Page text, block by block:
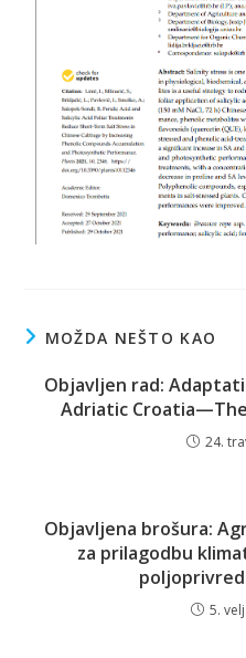
MOŽDA NEŠTO KAO
Objavljen rad:
Adriatic
24.
Objavljena brošura:
za prilagodbu
5.